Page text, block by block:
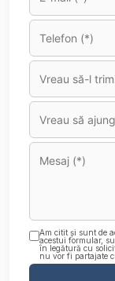
Am citit și sunt de
acestui formular,
în legătură cu
nu vor fi partajate